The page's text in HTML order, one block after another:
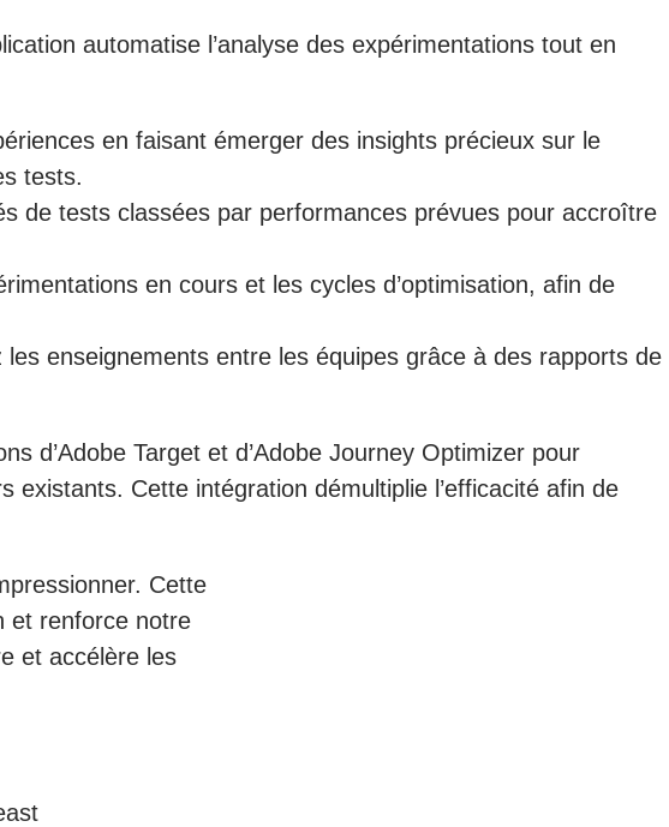
automatise l’analyse des expérimentations tout en
en faisant émerger des insights précieux sur le
tests.
de tests classées par performances prévues pour accroître
en cours et les cycles d’optimisation, afin de
enseignements entre les équipes grâce à des rapports de
d’Adobe Target et d’Adobe Journey Optimizer pour
existants. Cette intégration démultiplie l’efficacité afin de
Cette
et renforce notre
et accélère les